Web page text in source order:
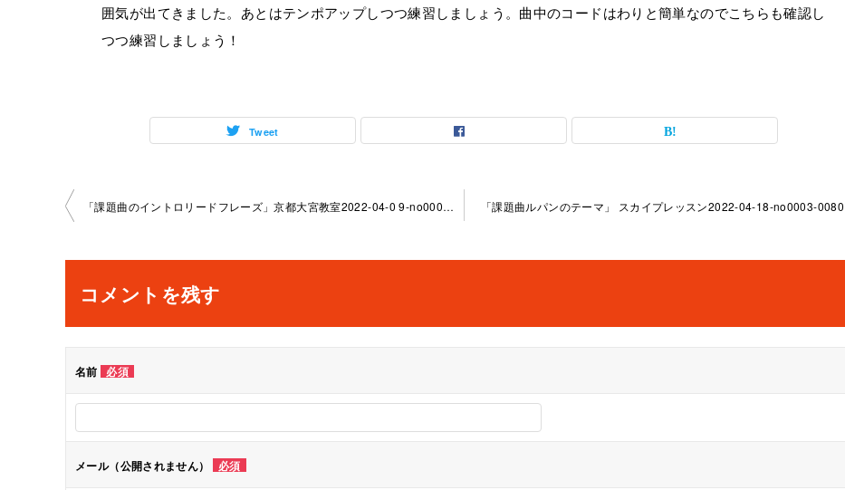
囲気が出てきました。あとはテンポアップしつつ練習しましょう。曲中のコードはわりと簡単なのでこちらも確認し
つつ練習しましょう！
Tweet
投
ナ
ビ
ゲ
ー
シ
ョ
「課題曲のイントロリードフレーズ」京都大宮教室2022-04-0 9-­no0003-­1005 「課題曲ルパンのテーマ」 スカイプレッスン2022-04-18-­no0003-­0080
コメントを残す
名前 必須
メール（公開されません） 必須